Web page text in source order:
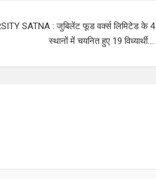
SATNA : जुबिलेंट फूड वर्क्स लिमिटेड के 4
स्थानों में चयनित हुए 19 विध्यार्थी….